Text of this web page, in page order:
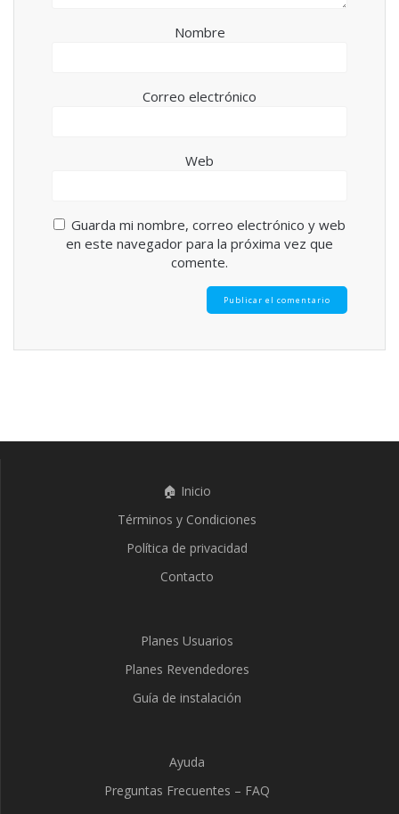
Nombre
Correo electrónico
Web
Guarda mi nombre, correo electrónico y web
en este navegador para la próxima vez que
comente.
🏠 Inicio
Términos y Condiciones
Política de privacidad
Contacto
Planes Usuarios
Planes Revendedores
Guía de instalación
Ayuda
Preguntas Frecuentes – FAQ